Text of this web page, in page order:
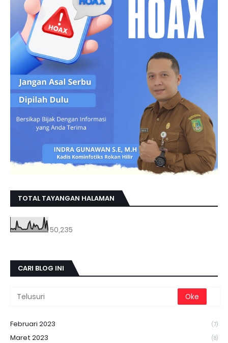
TOTAL TAYANGAN HALAMAN
50,235
CARI BLOG INI
Februari 2023 (7)
Maret 2023 (8)